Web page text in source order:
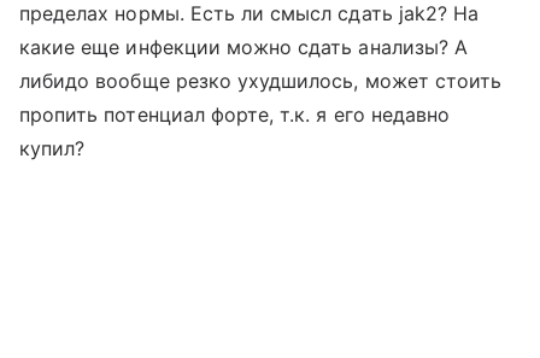
пределах нормы. Есть ли смысл сдать jak2? На
какие еще инфекции можно сдать анализы? А
либидо вообще резко ухудшилось, может стоить
пропить потенциал форте, т.к. я его недавно
купил?